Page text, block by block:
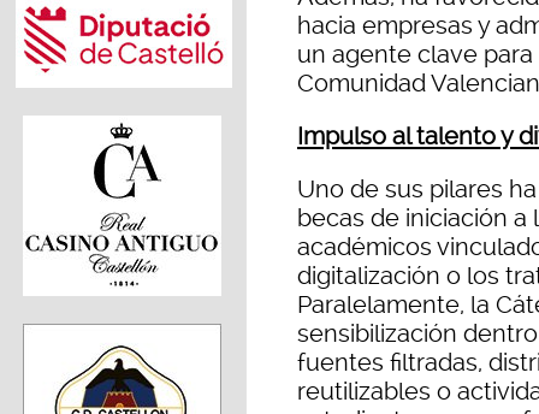
hacia empresas y
un agente clave
Comunidad
Impulso al talento y
Uno de sus pilares
becas de iniciación a
académicos
digitalización o los
Paralelamente, la
sensibilización
fuentes filtradas,
reutilizables o